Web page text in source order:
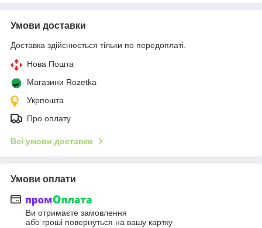
Умови доставки
Доставка здійснюється тільки по передоплаті.
Нова Пошта
Магазини Rozetka
Укрпошта
Про оплату
Всі умови доставки
Умови оплати
Ви отримаєте замовлення
або гроші повернуться на вашу картку